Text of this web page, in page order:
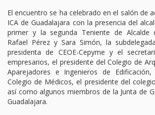
El encuentro se ha celebrado en el salón de
ICA de Guadalajara con la presencia del
primer y la segunda Teniente de Alcalde
Rafael Pérez y Sara Simón, la
presidenta de CEOE-Cepyme y el
empresarios, el presidente del Colegio de
Aparejadores e Ingenieros de
Colegio de Médicos, el presidente del
así como algunos miembros de la Junta de
Guadalajara.